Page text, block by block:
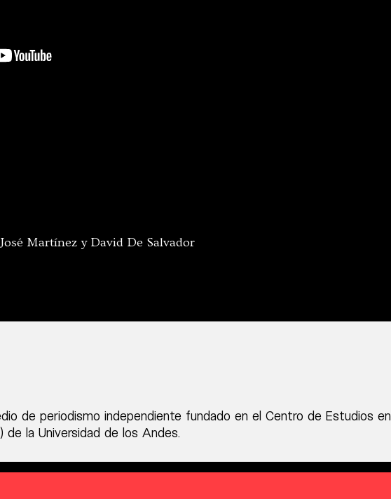
Martínez y David De Salvador
de periodismo independiente fundado en el Centro de Estudios en
de la Universidad de los Andes.